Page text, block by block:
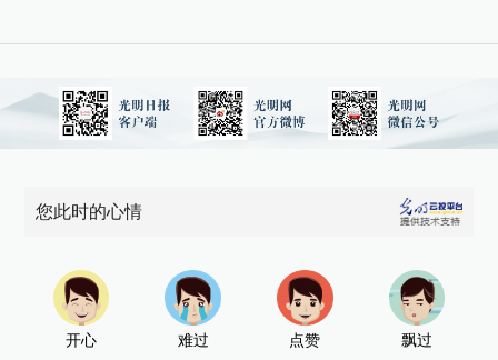
您此时的心情
开心 难过 点赞 飘过